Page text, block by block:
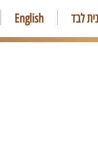
לבד English